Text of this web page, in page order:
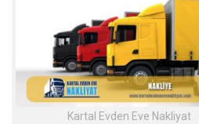
Kartal Evden Eve Nakliyat